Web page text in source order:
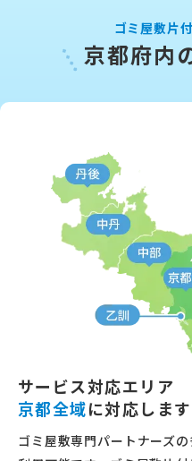
ゴミ屋敷片
京都府内
サービス対応エリア
京都全域に対応します
ゴミ屋敷専門パートナーズ